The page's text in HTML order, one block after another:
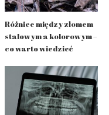
Różnice między złomem
stalowym a kolorowym –
co warto wiedzieć